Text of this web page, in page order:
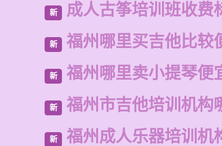
新 成人古筝培训班收费
新 福州哪里买吉他比较
新 福州哪里卖小提琴便
新 福州市吉他培训机构
新 福州成人乐器培训机